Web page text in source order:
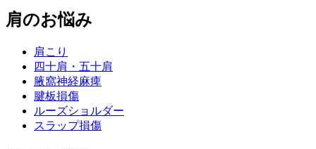
肩のお悩み
肩こり
四十肩・五十肩
腋窩神経麻痺
腱板損傷
ルーズショルダー
スラップ損傷